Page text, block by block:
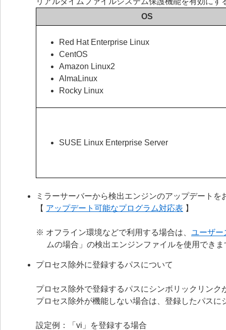
OS
Red Hat Enterprise Linux
CentOS
Amazon Linux2
AlmaLinux
Rocky Linux
SUSE Linux Enterprise Server
ミラーサーバーから検出エンジンのアップデート
【 アップデート可能なプログラム対応表 】
※ オフライン環境などで利用する場合は、 ユーザー
ムの場合」の検出エンジンファイルを使用できま
プロセス除外に登録するパスについて
プロセス除外で登録するパスにシンボリックリン
プロセス除外が機能しない場合は、登録したパス
設定例：「vi」を登録する場合